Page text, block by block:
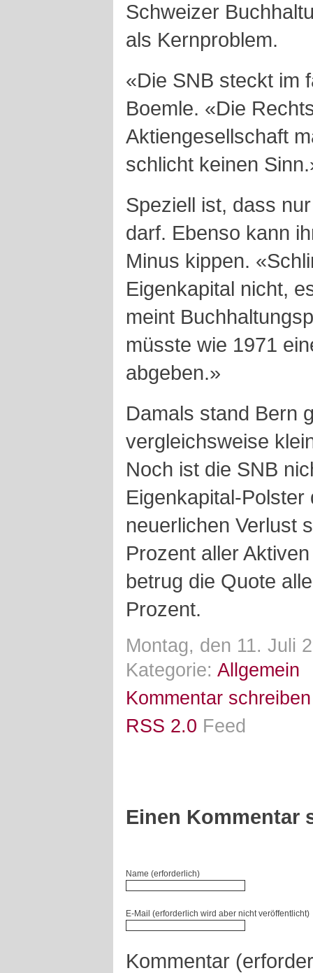
Schweizer
als Kernproblem.
«Die SNB steckt im
Boemle. «Die
Aktiengesellschaft
schlicht keinen
Speziell ist, dass
darf. Ebenso kann
Minus kippen.
Eigenkapital nicht,
meint
müsste wie 1971
abgeben.»
Damals stand Bern
vergleichsweise
Noch ist die SNB
Eigenkapital-
neuerlichen Verlust
Prozent aller
betrug die Quote
Prozent.
Montag, den 11. Juli
Kategorie: Allgemein
Kommentar schreiben
RSS 2.0 Feed
Einen Kommentar
Name (erforderlich)
E-Mail (erforderlich wird aber nicht veröffentlicht)
Kommentar